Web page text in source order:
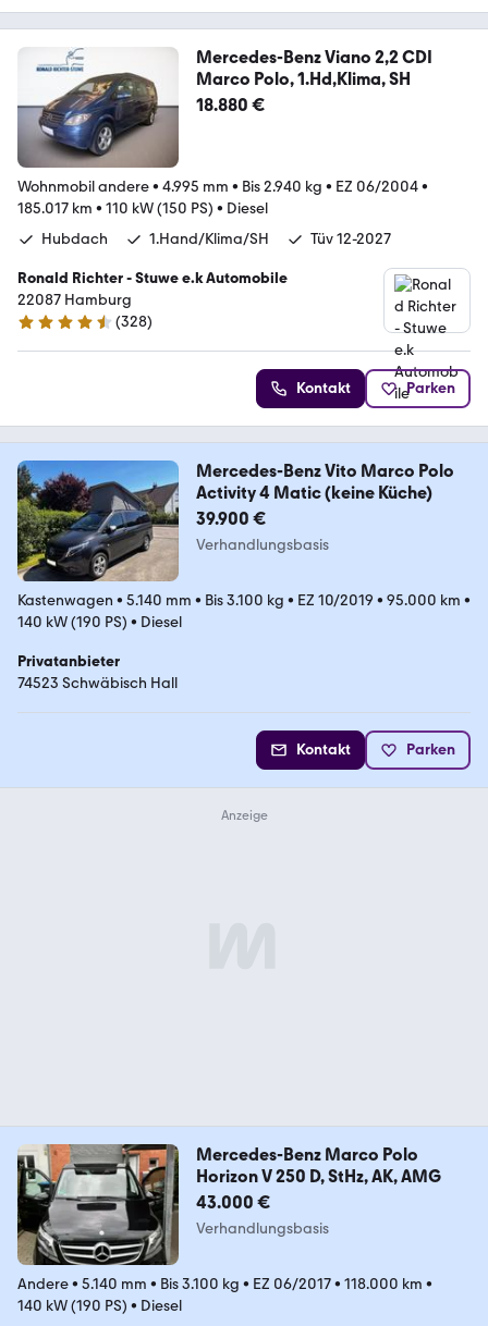
Mercedes-Benz Viano 2,2 CDI
Marco Polo, 1.Hd,Klima, SH
18.880 €
Wohnmobil andere• 4.995 mm • Bis 2.940 kg • EZ 06/2004•
185.017 km • 110 kW (150 PS) • Diesel
Hubdach
1.Hand/Klima/SH Tüv 12-2027
Ronald Richter - Stuwe e.k Automobile
22087 Hamburg
4.6 Sterne
(328)
Kontakt Parken
Mercedes-Benz Vito Marco Polo
Activity 4 Matic (keine Küche)
39.900 €
Verhandlungsbasis
Kastenwagen • 5.140 mm • Bis 3.100 kg • EZ 10/2019 • 95.000 km •
140 kW (190 PS) • Diesel
Privatanbieter
74523 Schwäbisch Hall
Kontakt Parken
Mercedes-Benz Marco Polo
Horizon V 250 D, StHz, AK, AMG
43.000 €
Verhandlungsbasis
Andere• 5.140 mm • Bis 3.100 kg • EZ 06/2017• 118.000 km •
140 kW (190 PS) • Diesel